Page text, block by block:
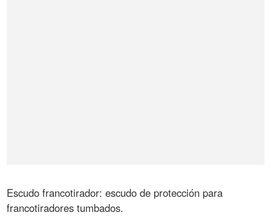
Escudo francotirador: escudo de protección para
francotiradores tumbados.